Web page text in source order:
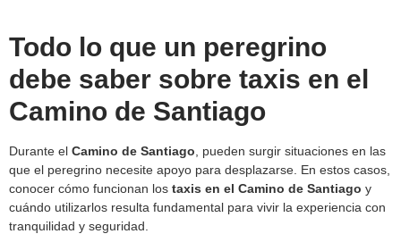
Todo lo que un peregrino
debe saber sobre taxis en el
Camino de Santiago
Durante el Camino de Santiago , pueden surgir situaciones en las
que el peregrino necesite apoyo para desplazarse. En estos casos,
conocer cómo funcionan los taxis en el Camino de Santiago y
cuándo utilizarlos resulta fundamental para vivir la experiencia con
tranquilidad y seguridad.